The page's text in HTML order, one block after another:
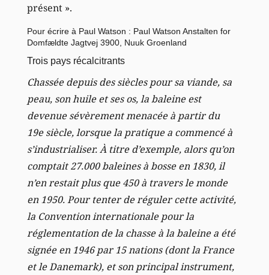
présent ».
Pour écrire à Paul Watson : Paul Watson Anstalten for
Domfældte Jagtvej 3900, Nuuk Groenland
Trois pays récalcitrants
Chassée depuis des siècles pour sa viande, sa
peau, son huile et ses os, la baleine est
devenue sévèrement menacée à partir du
19e siècle, lorsque la pratique a commencé à
s’industrialiser. À titre d’exemple, alors qu’on
comptait 27.000 baleines à bosse en 1830, il
n’en restait plus que 450 à travers le monde
en 1950.Pour tenter de réguler cette activité,
la Convention internationale pour la
réglementation de la chasse à la baleine a été
signée en 1946 par 15 nations (dont la France
et le Danemark), et son principal instrument,